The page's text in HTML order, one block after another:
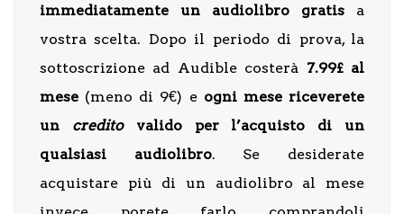
immediatamente un audiolibro gratis a
vostra scelta. Dopo il periodo di prova, la
sottoscrizione ad Audible costerà 7.99£ al
mese (meno di 9€) eogni mese riceverete
un creditovalido per l’acquisto di un
qualsiasi audiolibro. Se desiderate
acquistare più di un audiolibro al mese